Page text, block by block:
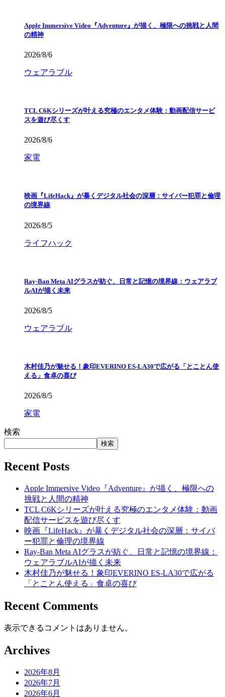
Apple Immersive Video『Adventure』が描く、極限への挑戦と人間
の精神
2026/8/6
ウェアラブル
TCL C6Kシリーズが叶える究極のエンタメ体験：動画配信サービ
スを遊び尽くす
2026/8/6
家電
映画『LifeHack』が暴くデジタル社会の深層：サイバー犯罪と倫理
の境界線
2026/8/5
ライフハック
Ray-Ban Meta AIグラスが紡ぐ、日常と記憶の境界線：ウェアラブ
ルAIが描く未来
2026/8/5
ウェアラブル
木村佳乃が魅せる！象印EVERINO ES-LA30で広がる「とことん使
える」食卓の喜び
2026/8/5
家電
検索
検索
Recent Posts
Apple Immersive Video『Adventure』が描く、極限への
挑戦と人間の精神
TCL C6Kシリーズが叶える究極のエンタメ体験：動画
配信サービスを遊び尽くす
映画『LifeHack』が暴くデジタル社会の深層：サイバ
ー犯罪と倫理の境界線
Ray-Ban Meta AIグラスが紡ぐ、日常と記憶の境界線：
ウェアラブルAIが描く未来
木村佳乃が魅せる！象印EVERINO ES-LA30で広がる
「とことん使える」食卓の喜び
Recent Comments
表示できるコメントはありません。
Archives
2026年8月
2026年7月
2026年6月